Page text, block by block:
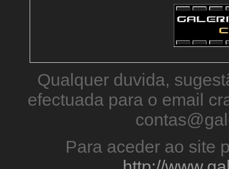
Qualquer duvida,
efectuada para o email
Para aceder ao site